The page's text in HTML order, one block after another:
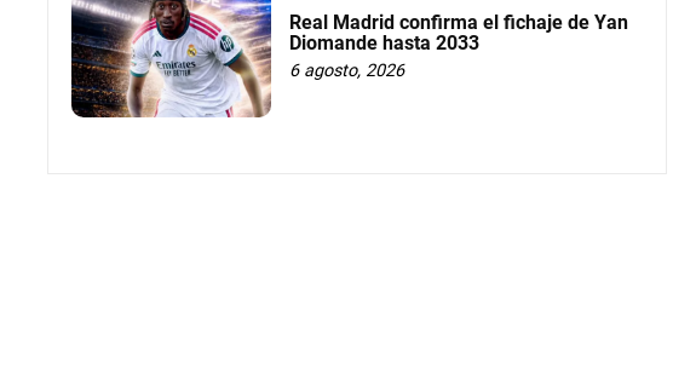
Real Madrid confirma el fichaje de Yan
Diomande hasta 2033
6 agosto, 2026